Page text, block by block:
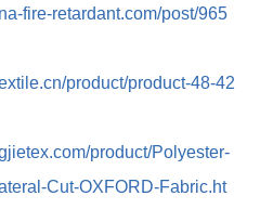
fire-retardant.com/post/965
product/product-48-42
product/Polyester-
Cut-OXFORD-Fabric.ht